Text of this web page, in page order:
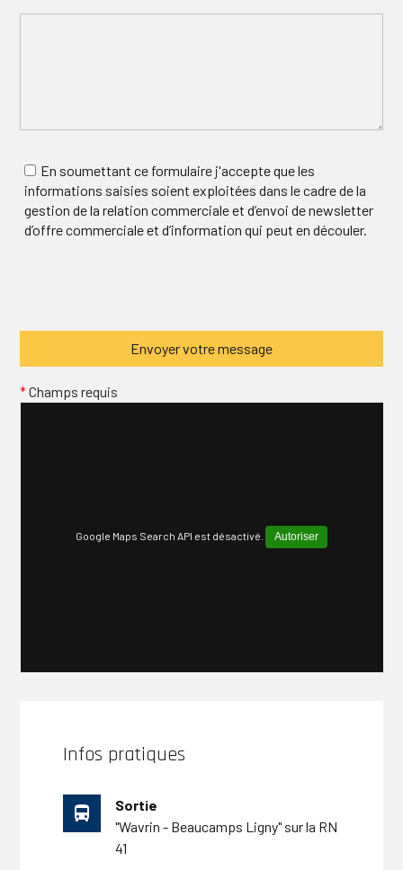
En soumettant ce formulaire j'accepte que les
informations saisies soient exploitées dans le cadre de la
gestion de la relation commerciale et d’envoi de newsletter
d’offre commerciale et d’information qui peut en découler.
*Champs requis
Google Maps Search API est désactivé. Autoriser
Infos pratiques
directions_bus
Sortie
"Wavrin - Beaucamps Ligny" sur la RN
41